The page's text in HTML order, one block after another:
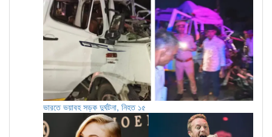
ভারতে ভয়াবহ সড়ক দুর্ঘটনা, নিহত ১৫